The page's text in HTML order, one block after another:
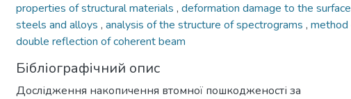
properties of structural materials , deformation damage to the
steels and alloys , analysis of the structure of spectrograms , method
double reflection of coherent beam
Бібліографічний опис
Дослідження накопичення втомної пошкодженості за